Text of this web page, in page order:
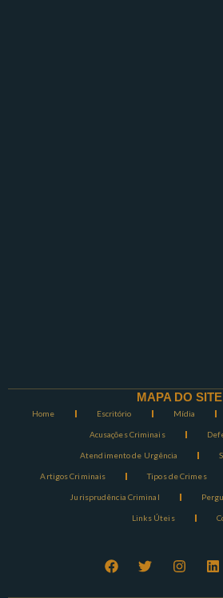
MAPA DO SITE
Home Escritório Mídia
Acusações Criminais
Atendimento de Urgência
Artigos Criminais Tipos de Crimes
Jurisprudência Criminal
Links Úteis